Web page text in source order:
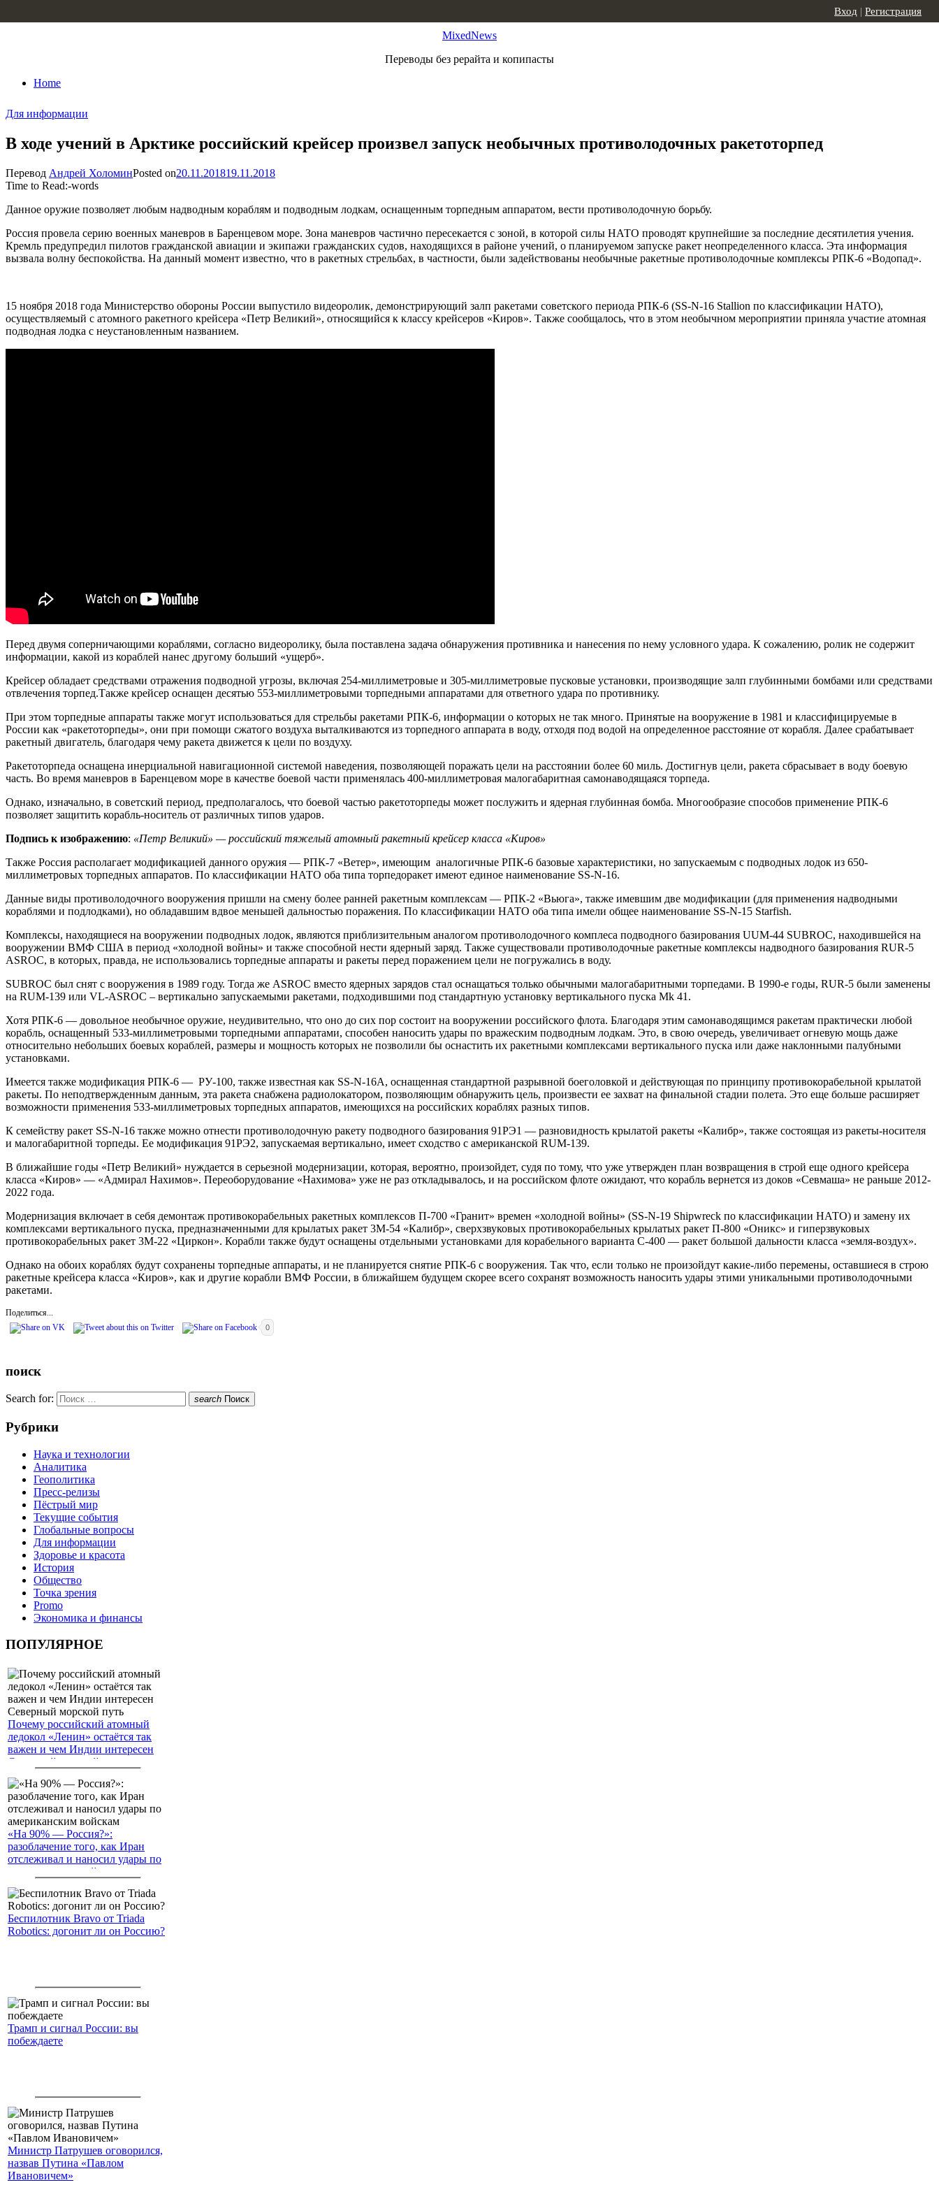
MixedNews
Переводы без рерайта и копипасты
Home
Вход | Регистрация
Для информации
В ходе учений в Арктике российский крейсер произвел запуск необычных противолодочных ракетоторпед
Перевод Андрей ХоломинPosted on20.11.201819.11.2018
Time to Read:-words
Данное оружие позволяет любым надводным кораблям и подводным лодкам, оснащенным торпедным аппаратом, вести противолодочную борьбу.
Россия провела серию военных маневров в Баренцевом море. Зона маневров частично пересекается с зоной, в которой силы НАТО проводят крупнейшие за последние десятилетия учения.
Кремль предупредил пилотов гражданской авиации и экипажи гражданских судов, находящихся в районе учений, о планируемом запуске ракет неопределенного класса. Эта информация
вызвала волну беспокойства. На данный момент известно, что в ракетных стрельбах, в частности, были задействованы необычные ракетные противолодочные комплексы РПК-6 «Водопад».
15 ноября 2018 года Министерство обороны России выпустило видеоролик, демонстрирующий залп ракетами советского периода РПК-6 (SS-N-16 Stallion по классификации НАТО),
осуществляемый с атомного ракетного крейсера «Петр Великий», относящийся к классу крейсеров «Киров». Также сообщалось, что в этом необычном мероприятии приняла участие атомная
подводная лодка с неустановленным названием.
Перед двумя соперничающими кораблями, согласно видеоролику, была поставлена задача обнаружения противника и нанесения по нему условного удара. К сожалению, ролик не содержит
информации, какой из кораблей нанес другому больший «ущерб».
Крейсер обладает средствами отражения подводной угрозы, включая 254-миллиметровые и 305-миллиметровые пусковые установки, производящие залп глубинными бомбами или средствами
отвлечения торпед.Также крейсер оснащен десятью 553-миллиметровыми торпедными аппаратами для ответного удара по противнику.
При этом торпедные аппараты также могут использоваться для стрельбы ракетами РПК-6, информации о которых не так много. Принятые на вооружение в 1981 и классифицируемые в
России как «ракетоторпеды», они при помощи сжатого воздуха выталкиваются из торпедного аппарата в воду, отходя под водой на определенное расстояние от корабля. Далее срабатывает
ракетный двигатель, благодаря чему ракета движется к цели по воздуху.
Ракетоторпеда оснащена инерциальной навигационной системой наведения, позволяющей поражать цели на расстоянии более 60 миль. Достигнув цели, ракета сбрасывает в воду боевую
часть. Во время маневров в Баренцевом море в качестве боевой части применялась 400-миллиметровая малогабаритная самонаводящаяся торпеда.
Однако, изначально, в советский период, предполагалось, что боевой частью ракетоторпеды может послужить и ядерная глубинная бомба. Многообразие способов применение РПК-6
позволяет защитить корабль-носитель от различных типов ударов.
Подпись к изображению: «Петр Великий» — российский тяжелый атомный ракетный крейсер класса «Киров»
Также Россия располагает модификацией данного оружия — РПК-7 «Ветер», имеющим аналогичные РПК-6 базовые характеристики, но запускаемым с подводных лодок из 650-
миллиметровых торпедных аппаратов. По классификации НАТО оба типа торпедоракет имеют единое наименование SS-N-16.
Данные виды противолодочного вооружения пришли на смену более ранней ракетным комплексам — РПК-2 «Вьюга», также имевшим две модификации (для применения надводными
кораблями и подлодками), но обладавшим вдвое меньшей дальностью поражения. По классификации НАТО оба типа имели общее наименование SS-N-15 Starfish.
Комплексы, находящиеся на вооружении подводных лодок, являются приблизительным аналогом противолодочного комплеса подводного базирования UUM-44 SUBROC, находившейся на
вооружении ВМФ США в период «холодной войны» и также способной нести ядерный заряд. Также существовали противолодочные ракетные комплексы надводного базирования RUR-5
ASROC, в которых, правда, не использовались торпедные аппараты и ракеты перед поражением цели не погружались в воду.
SUBROC был снят с вооружения в 1989 году. Тогда же ASROC вместо ядерных зарядов стал оснащаться только обычными малогабаритными торпедами. В 1990-е годы, RUR-5 были заменены
на RUM-139 или VL-ASROC – вертикально запускаемыми ракетами, подходившими под стандартную установку вертикального пуска Mk 41.
Хотя РПК-6 — довольное необычное оружие, неудивительно, что оно до сих пор состоит на вооружении российского флота. Благодаря этим самонаводящимся ракетам практически любой
корабль, оснащенный 533-миллиметровыми торпедными аппаратами, способен наносить удары по вражеским подводным лодкам. Это, в свою очередь, увеличивает огневую мощь даже
относительно небольших боевых кораблей, размеры и мощность которых не позволили бы оснастить их ракетными комплексами вертикального пуска или даже наклонными палубными
установками.
Имеется также модификация РПК-6 — РУ-100, также известная как SS-N-16A, оснащенная стандартной разрывной боеголовкой и действующая по принципу противокорабельной крылатой
ракеты. По неподтвержденным данным, эта ракета снабжена радиолокатором, позволяющим обнаружить цель, произвести ее захват на финальной стадии полета. Это еще больше расширяет
возможности применения 533-миллиметровых торпедных аппаратов, имеющихся на российских кораблях разных типов.
К семейству ракет SS-N-16 также можно отнести противолодочную ракету подводного базирования 91РЭ1 — разновидность крылатой ракеты «Калибр», также состоящая из ракеты-носителя
и малогабаритной торпеды. Ее модификация 91РЭ2, запускаемая вертикально, имеет сходство с американской RUM-139.
В ближайшие годы «Петр Великий» нуждается в серьезной модернизации, которая, вероятно, произойдет, судя по тому, что уже утвержден план возвращения в строй еще одного крейсера
класса «Киров» — «Адмирал Нахимов». Переоборудование «Нахимова» уже не раз откладывалось, и на российском флоте ожидают, что корабль вернется из доков «Севмаша» не раньше 2012-
2022 года.
Модернизация включает в себя демонтаж противокорабельных ракетных комплексов П-700 «Гранит» времен «холодной войны» (SS-N-19 Shipwreck по классификации НАТО) и замену их
комплексами вертикального пуска, предназначенными для крылатых ракет 3М-54 «Калибр», сверхзвуковых противокорабельных крылатых ракет П-800 «Оникс» и гиперзвуковых
противокорабельных ракет 3М-22 «Циркон». Корабли также будут оснащены отдельными установками для корабельного варианта С-400 — ракет большой дальности класса «земля-воздух».
Однако на обоих кораблях будут сохранены торпедные аппараты, и не планируется снятие РПК-6 с вооружения. Так что, если только не произойдут какие-либо перемены, оставшиеся в строю
ракетные крейсера класса «Киров», как и другие корабли ВМФ России, в ближайшем будущем скорее всего сохранят возможность наносить удары этими уникальными противолодочными
ракетами.
Поделиться...
0
поиск
Search for: search Поиск
Рубрики
Наука и технологии
Аналитика
Геополитика
Пресс-релизы
Пёстрый мир
Текущие события
Глобальные вопросы
Для информации
Здоровье и красота
История
Общество
Точка зрения
Promo
Экономика и финансы
ПОПУЛЯРНОЕ
Почему российский атомный
ледокол «Ленин» остаётся так
важен и чем Индии интересен
Северный морской путь
«На 90% — Россия?»:
разоблачение того, как Иран
отслеживал и наносил удары по
американским войскам
Беспилотник Bravo от Triada
Robotics: догонит ли он Россию?
Трамп и сигнал России: вы
побеждаете
Министр Патрушев оговорился,
назвав Путина «Павлом
Ивановичем»